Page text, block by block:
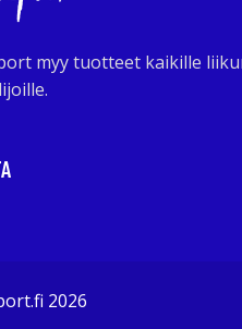
myy tuotteet kaikille
2026